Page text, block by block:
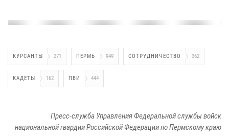
КУРСАНТЫ 271 ПЕРМЬ 949 СОТРУДНИЧЕСТВО 362
КАДЕТЫ 162 ПВИ 444
Пресс-служба Управления Федеральной службы войск
национальной гвардии Российской Федерации по Пермскому краю